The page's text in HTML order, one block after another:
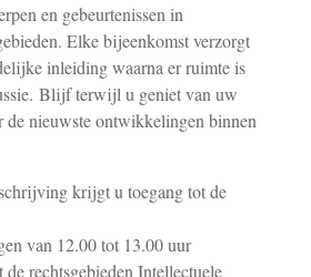
en gebeurtenissen in
Elke bijeenkomst verzorgt
inleiding waarna er ruimte is
Blijf terwijl u geniet van uw
de nieuwste ontwikkelingen binnen
krijgt u toegang tot de
van 12.00 tot 13.00 uur
de rechtsgebieden Intellectuele